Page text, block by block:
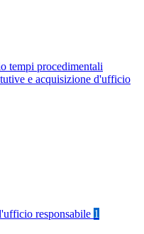
tempi procedimentali
e acquisizione d'ufficio
responsabile 1